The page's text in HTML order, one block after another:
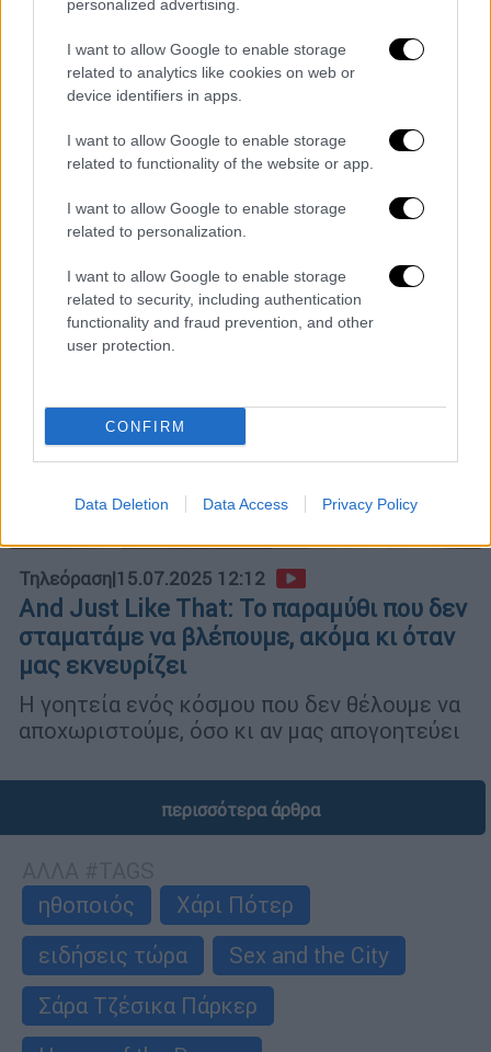
personalized advertising.
I want to allow Google to enable storage
related to analytics like cookies on web or
device identifiers in apps.
I want to allow Google to enable storage
related to functionality of the website or app.
I want to allow Google to enable storage
related to personalization.
I want to allow Google to enable storage
related to security, including authentication
functionality and fraud prevention, and other
user protection.
CONFIRM
Data Deletion Data Access Privacy Policy
Σαβέριο Κοστάντσο, ο οποίος ανέλυσε τη
δημιουργική διαδικασία που βίωσε ως
σκηνοθέτης, δημιουργός και showrunner της
σειράς «Η υπέροχη φίλη μου», της διεθνώς
αναγνωρισμένης μεταφοράς του ομώνυμου
μυθιστορήματος της Έλενα Φεράντε από το
HBO και τη Rai
Τηλεόραση|15.07.2025 12:12
And Just Like That: Το παραμύθι που δεν
σταματάμε να βλέπουμε, ακόμα κι όταν
μας εκνευρίζει
Η γοητεία ενός κόσμου που δεν θέλουμε να
αποχωριστούμε, όσο κι αν μας απογοητεύει
περισσότερα άρθρα
ηθοποιός
Χάρι Πότερ
ειδήσεις τώρα
Sex and the City
Σάρα Τζέσικα Πάρκερ